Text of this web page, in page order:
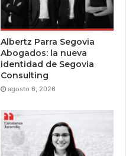
Albertz Parra Segovia
Abogados: la nueva
identidad de Segovia
Consulting
agosto 6, 2026